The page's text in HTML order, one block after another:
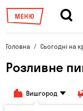
МЕНЮ
Головна Сьогодні на
Розливне
Вишгород